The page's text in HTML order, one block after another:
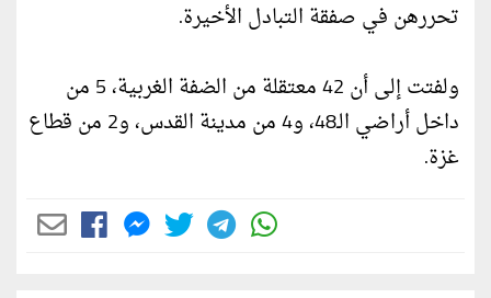
تحررهن في صفقة التبادل الأخيرة.
ولفتت إلى أن 42 معتقلة من الضفة الغربية، 5 من
داخل أراضي الـ48، و4 من مدينة القدس، و2 من قطاع
غزة.